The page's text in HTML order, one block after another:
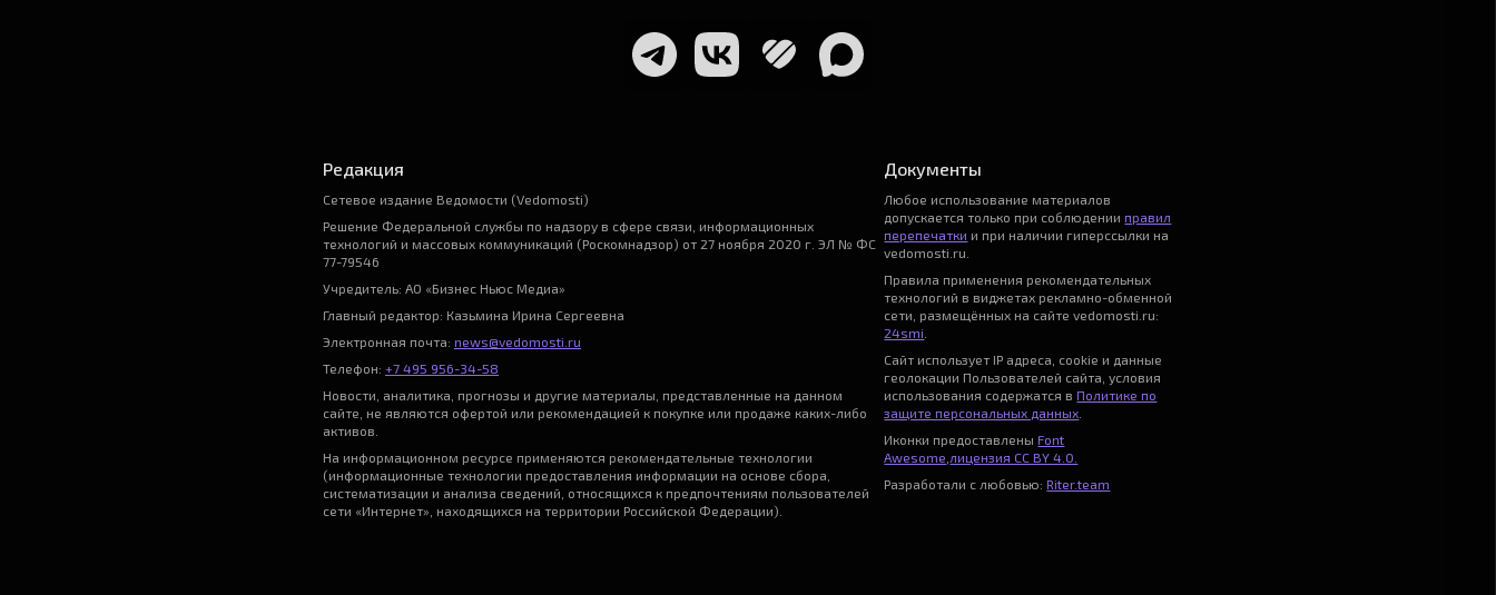
Редакция
Сетевое издание Ведомости (Vedomosti)
Решение Федеральной службы по надзору в сфере связи, информационных
технологий и массовых коммуникаций (Роскомнадзор) от 27 ноября 2020 г. ЭЛ № ФС
77-79546
Учредитель: АО «Бизнес Ньюс Медиа»
Главный редактор: Казьмина Ирина Сергеевна
Электронная почта: news@vedomosti.ru
Телефон: +7 495 956-34-58
Новости, аналитика, прогнозы и другие материалы, представленные на данном
сайте, не являются офертой или рекомендацией к покупке или продаже каких-либо
активов.
На информационном ресурсе применяются рекомендательные технологии
(информационные технологии предоставления информации на основе сбора,
систематизации и анализа сведений, относящихся к предпочтениям пользователей
сети «Интернет», находящихся на территории Российской Федерации).
Документы
Любое использование материалов
допускается только при соблюденииправил
перепечатки и при наличии гиперссылки на
vedomosti.ru.
Правила применения рекомендательных
технологий в виджетах рекламно-обменной
сети, размещённых на сайте vedomosti.ru:
24smi
Сайт использует IP адреса, cookie и данные
геолокации Пользователей сайта, условия
использования содержатся вПолитике по
защите персональных данных
Иконки предоставленыFont
Awesome лицензия CC BY 4.0.
Разработали с любовью:Riter.team